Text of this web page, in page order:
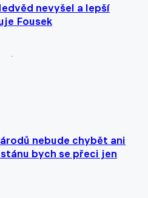
nevyšel a lepší
Fousek
nebude chybět ani
bych se přeci jen